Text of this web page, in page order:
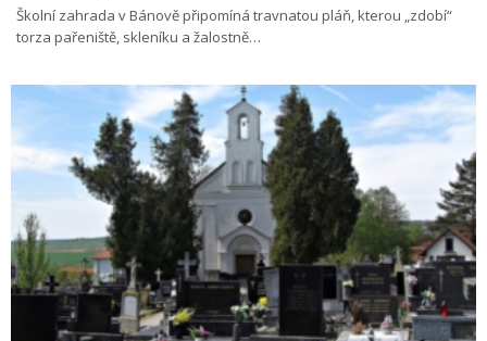
Školní zahrada v Bánově připomíná travnatou pláň, kterou „zdobí“
torza pařeniště, skleníku a žalostně…